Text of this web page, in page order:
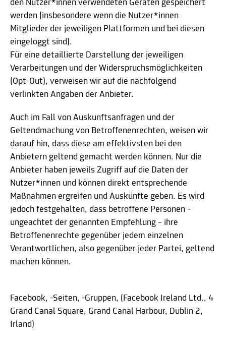
den Nutzer*innen verwendeten Geräten gespeichert
werden (insbesondere wenn die Nutzer*innen
Mitglieder der jeweiligen Plattformen und bei diesen
eingeloggt sind).
Für eine detaillierte Darstellung der jeweiligen
Verarbeitungen und der Widerspruchsmöglichkeiten
(Opt-Out), verweisen wir auf die nachfolgend
verlinkten Angaben der Anbieter.
Auch im Fall von Auskunftsanfragen und der
Geltendmachung von Betroffenenrechten, weisen wir
darauf hin, dass diese am effektivsten bei den
Anbietern geltend gemacht werden können. Nur die
Anbieter haben jeweils Zugriff auf die Daten der
Nutzer*innen und können direkt entsprechende
Maßnahmen ergreifen und Auskünfte geben. Es wird
jedoch festgehalten, dass betroffene Personen –
ungeachtet der genannten Empfehlung – ihre
Betroffenenrechte gegenüber jedem einzelnen
Verantwortlichen, also gegenüber jeder Partei, geltend
machen können.
Facebook, -Seiten, -Gruppen, (Facebook Ireland Ltd., 4
Grand Canal Square, Grand Canal Harbour, Dublin 2,
Irland)